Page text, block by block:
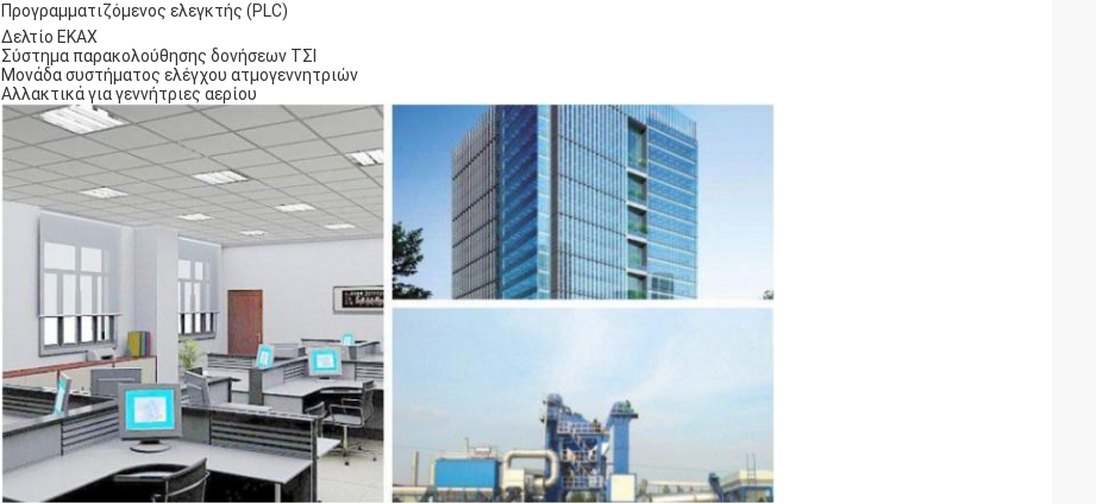
Προγραμματιζόμενος ελεγκτής (PLC)
Δελτίο ΕΚΑΧ
Σύστημα παρακολούθησης δονήσεων ΤΣΙ
Μονάδα συστήματος ελέγχου ατμογεννητριών
Αλλακτικά για γεννήτριες αερίου